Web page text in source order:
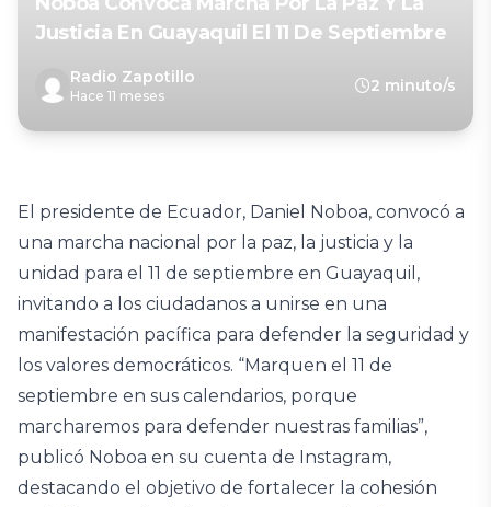
Justicia En Guayaquil El 11 De Septiembre
Radio Zapotillo
Hace 11 meses
2 minuto/s
El presidente de Ecuador, Daniel Noboa, convocó a
una marcha nacional por la paz, la justicia y la
unidad para el 11 de septiembre en Guayaquil,
invitando a los ciudadanos a unirse en una
manifestación pacífica para defender la seguridad y
los valores democráticos. “Marquen el 11 de
septiembre en sus calendarios, porque
marcharemos para defender nuestras familias”,
publicó Noboa en su cuenta de Instagram,
destacando el objetivo de fortalecer la cohesión